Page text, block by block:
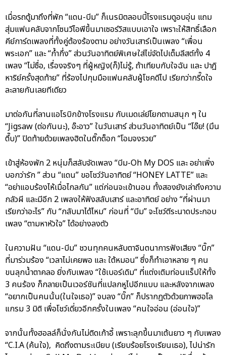
เมื่อรถตู้มาถึงที่พัก “แดน-บีม” ก็เนรมิตลอบบี้โรงแรมดูอบอุ่น แถม
สุ่มแฟนคลับจากโซนวีไอพีขึ้นมาเซอร์วิสแบบเอาใจ เพราะให้สิทธิ์เลือก
คีย์การ์ดเพลงที่ทั้งคู่ต้องร้องตาม อย่างวันเสาร์เป็นเพลง “เพื่อน
พระเอก” และ “ก้ำกึ่ง” ส่วนวันอาทิตย์พิเศษใส่ไข่จัดไปเต็มลีสต์ทั้ง 4
เพลง “ไม่ซื่อ, เรื่องจริงๆ ที่ผู้หญิง(ก็)ไม่รู้, ถ้าเทียบกับใจฉัน และ ปาฎิ
หาริย์ครั้งสุดท้าย” ที่ร้องไปกุมมือแฟนคลับผู้โชคดีไป เรียกว่ากรี๊ดใจ
ละลายกันเลยทีเดียว
มาต่อกันที่ลานแอโรบิกข้างโรงแรม กับเมดเล่ย์โยกตามสนุก ๆ ใน
“Jigsaw (ต่อกันนะ), อ๊ะอาว” ในวันเสาร์ ส่วนวันอาทิตย์เป็น “โอ๊ย! (มึน
ตึ๊บ)” ปิดท้ายด้วยเพลงฮิตในติ๊กต็อก “โอมจงรวย”
เข้าสู่ห้องพัก 2 หนุ่มก็สลับจัดเพลง “บีม-Oh My DOS และ อย่าเพิ่ง
บอกว่ารัก ” ส่วน “แดน” ขอโชว์วันอาทิตย์ “HONEY LATTE” และ
“อย่าแอบร้องไห้เมื่อไกลกัน” แต่ก่อนจะเข้านอน ทั้งสองยังเล่าถึงความ
กลัวผี และมีอีก 2 เพลงให้ฟังสลับเสาร์ และอาทิตย์ อย่าง “ที่ผ่านมา
เรียกว่าอะไร” กับ “กลับมาได้ไหม” ก่อนที่ “บีม” จะโชว์ตีระนาดประกอบ
เพลง “ตามหาหัวใจ” ได้อย่างลงตัว
ในความฝัน “แดน-บีม” ชวนทุกคนหลับตาจินตนาการฟังเสียง “บิ๊ก”
ที่มาร่วมร้อง “เวลาไม่เคยพอ และ ใต้หมอน” ซึ่งก็ทำเอาหลาย ๆ คน
ขนลุกน้ำตาคลอ ยิ่งกับเพลง “ใช้เบอร์เดิม” ที่แต่งเติมท่อนแร็ปให้ทั้ง
3 คนร้อง ก็กลายเป็นเวอร์ชันที่แปลกหูไปอีกแบบ และหลังจากเพลง
“อยากเป็นคนนั้น(ในใจเธอ)” จบลง “บิ๊ก” ก็ปรากฏตัวด้วยภาพฮอโล
แกรม 3 มิติ เพื่อโชว์เดี่ยวอีกครั้งในเพลง “คนใจอ่อน (อ่อนใจ)”
จากนั้นทั้งฮอลล์ก็นั่งกันไม่ติดเก้าอี้ เพราะลุกขึ้นมาเต้นยาว ๆ กับเพลง
“C.I.A (ค้นใจ), คิดถึงตามระเบียบ (เรียบร้อยโรงเรียนเธอ), ไปน่ารัก